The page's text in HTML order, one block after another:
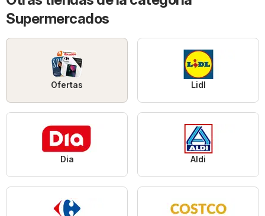
Supermercados
Ofertas Lidl
Dia Aldi